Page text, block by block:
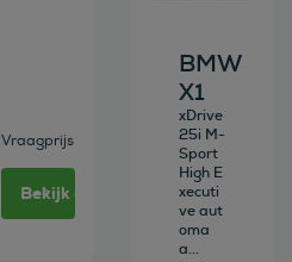
Vraagprijs
Bekijk deze auto
BMW
X1
xDrive
25i M-
Sport
High E
xecuti
ve aut
oma
a...